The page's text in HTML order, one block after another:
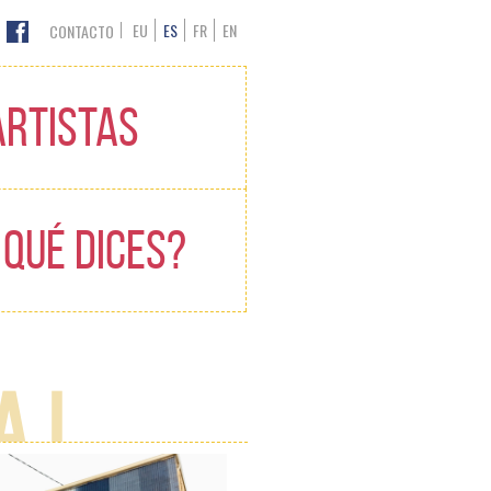
DICES?
CONTACTO EU ES FR EN